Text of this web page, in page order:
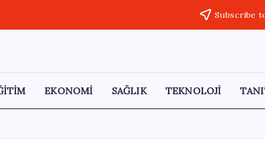
Subscribe
EKONOMİ SAĞLIK TEKNOLOJİ